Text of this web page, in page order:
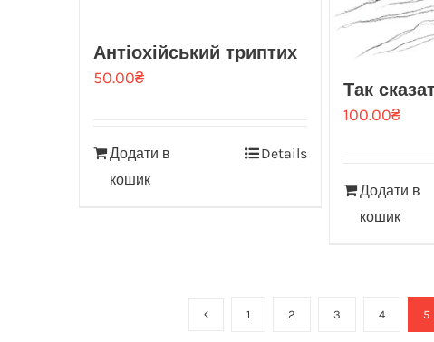
Антіохійський триптих
50.00₴
Додати в
кошик
Details
Так
100.00₴
Додати в
кошик
1 2 3 4 5